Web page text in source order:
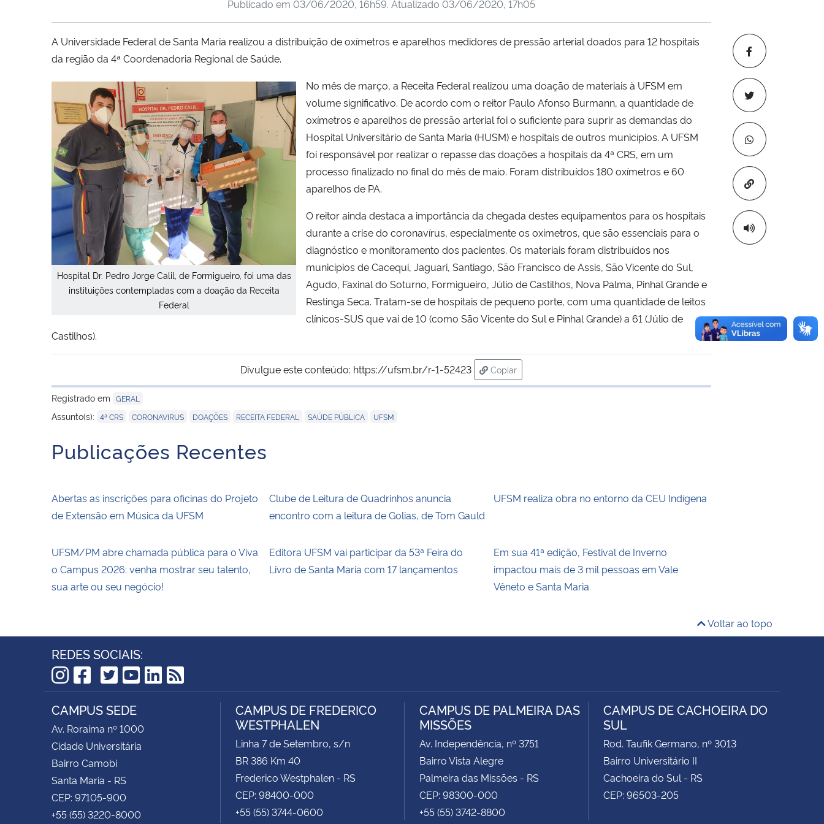
Copiar para
Publicado em 03/06/2020, 16h59. Atualizado 03/06/2020, 17h05
A Universidade Federal de Santa Maria realizou a distribuição de oxímetros e aparelhos medidores de pressão arterial doados para 12 hospitais
da região da 4ª Coordenadoria Regional de Saúde.
Hospital Dr. Pedro Jorge Calil, de Formigueiro, foi uma das
instituições contempladas com a doação da Receita
Federal
No mês de março, a Receita Federal realizou uma doação de materiais à UFSM em
volume significativo. De acordo com o reitor Paulo Afonso Burmann, a quantidade de
oxímetros e aparelhos de pressão arterial foi o suficiente para suprir as demandas do
Hospital Universitário de Santa Maria (HUSM) e hospitais de outros municípios. A UFSM
foi responsável por realizar o repasse das doações a hospitais da 4ª CRS, em um
processo finalizado no final do mês de maio. Foram distribuídos 180 oxímetros e 60
aparelhos de PA.
O reitor ainda destaca a importância da chegada destes equipamentos para os hospitais
durante a crise do coronavírus, especialmente os oxímetros, que são essenciais para o
diagnóstico e monitoramento dos pacientes. Os materiais foram distribuídos nos
municípios de Cacequi, Jaguari, Santiago, São Francisco de Assis, São Vicente do Sul,
Agudo, Faxinal do Soturno, Formigueiro, Júlio de Castilhos, Nova Palma, Pinhal Grande e
Restinga Seca. Tratam-se de hospitais de pequeno porte, com uma quantidade de leitos
clínicos-SUS que vai de 10 (como São Vicente do Sul e Pinhal Grande) a 61 (Júlio de
Castilhos).
Divulgue este conteúdo: https://ufsm.br/r-1-52423
Copiar
para área de transferência
Registrado em GERAL
Assunto(s): 4ª CRS CORONAVIRUS DOAÇÕES RECEITA FEDERAL SAÚDE PÚBLICA UFSM
Publicações Recentes
Abertas as inscrições para oficinas do Projeto
de Extensão em Música da UFSM
Clube de Leitura de Quadrinhos anuncia
encontro com a leitura de Golias, de Tom Gauld
UFSM realiza obra no entorno da CEU Indígena
UFSM/PM abre chamada pública para o Viva
o Campus 2026: venha mostrar seu talento,
sua arte ou seu negócio!
Editora UFSM vai participar da 53ª Feira do
Livro de Santa Maria com 17 lançamentos
Em sua 41ª edição, Festival de Inverno
impactou mais de 3 mil pessoas em Vale
Vêneto e Santa Maria
Voltar ao topo
REDES SOCIAIS:
Instagram
Facebook
TikTok
Twitter
YouTube
LinkedIn
RSS
CAMPUS SEDE
Av. Roraima nº 1000
Cidade Universitária
Bairro Camobi
Santa Maria - RS
CEP: 97105-900
+55 (55) 3220-8000
CAMPUS DE FREDERICO
WESTPHALEN
Linha 7 de Setembro, s/n
BR 386 Km 40
Frederico Westphalen - RS
CEP: 98400-000
+55 (55) 3744-0600
CAMPUS DE PALMEIRA DAS
MISSÕES
Av. Independência, nº 3751
Bairro Vista Alegre
Palmeira das Missões - RS
CEP: 98300-000
+55 (55) 3742-8800
CAMPUS DE CACHOEIRA DO
SUL
Rod. Taufik Germano, nº 3013
Bairro Universitário II
Cachoeira do Sul - RS
CEP: 96503-205